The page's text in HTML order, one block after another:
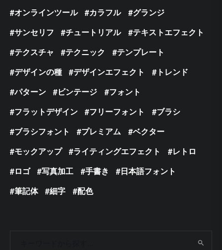
オンラインツール
カラフル
グランジ
サンセリフ
チュートリアル
テキストエフェクト
テクスチャ
テクニック
テンプレート
デザインの種
デザインエフェクト
トレンド
パターン
ビンテージ
フォント
フラットデザイン
フリーフォント
ブラシ
ブラシフォント
プレミアム
ベクター
モックアップ
ライティングエフェクト
レトロ
ロゴ
写真加工 手書き
日本語フォント
筆記体
細字 配色